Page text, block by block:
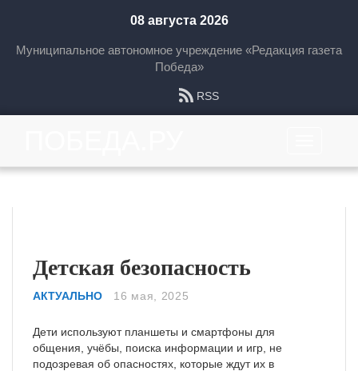
08 августа 2026
Муниципальное автономное учреждение «Редакция газета
Победа»
RSS
Детская безопасность
АКТУАЛЬНО 16 мая, 2025
Дети используют планшеты и смартфоны для
общения, учёбы, поиска информации и игр, не
подозревая об опасностях, которые ждут их в